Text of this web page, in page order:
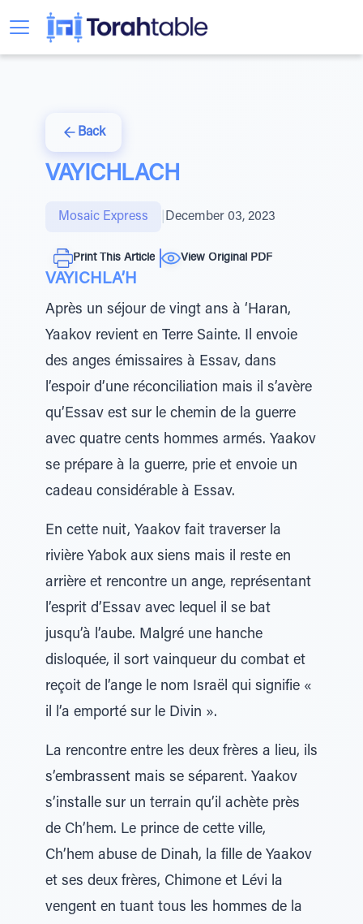
Back
VAYICHLACH
Mosaic Express December 03, 2023
Print This Article View Original PDF
VAYICHLA’H
Après un séjour de vingt ans à ‘Haran,
Yaakov revient en Terre Sainte. Il envoie
des anges émissaires à Essav, dans
l’espoir d’une réconciliation mais il s’avère
qu’Essav est sur le chemin de la guerre
avec quatre cents hommes armés. Yaakov
se prépare à la guerre, prie et envoie un
cadeau considérable à Essav.
En cette nuit, Yaakov fait traverser la
rivière Yabok aux siens mais il reste en
arrière et rencontre un ange, représentant
l’esprit d’Essav avec lequel il se bat
jusqu’à l’aube. Malgré une hanche
disloquée, il sort vainqueur du combat et
reçoit de l’ange le nom Israël qui signifie «
il l’a emporté sur le Divin ».
La rencontre entre les deux frères a lieu, ils
s’embrassent mais se séparent. Yaakov
s’installe sur un terrain qu’il achète près
de Ch’hem. Le prince de cette ville,
Ch’hem abuse de Dinah, la fille de Yaakov
et ses deux frères, Chimone et Lévi la
vengent en tuant tous les hommes de la